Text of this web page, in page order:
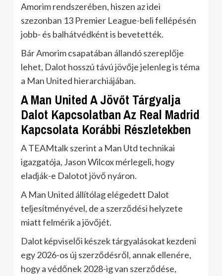
Amorim rendszerében, hiszen az idei
szezonban 13 Premier League-beli fellépésén
jobb- és balhátvédként is bevetették.
Bár Amorim csapatában állandó szereplője
lehet, Dalot hosszú távú jövője jelenleg is téma
a Man United hierarchiájában.
A Man United A Jövőt Tárgyalja
Dalot Kapcsolatban Az Real Madrid
Kapcsolata Korábbi Részletekben
A TEAMtalk szerint a Man Utd technikai
igazgatója, Jason Wilcox mérlegeli, hogy
eladják-e Dalotot jövő nyáron.
A Man United állítólag elégedett Dalot
teljesítményével, de a szerződési helyzete
miatt felmérik a jövőjét.
Dalot képviselői készek tárgyalásokat kezdeni
egy 2026-os új szerződésről, annak ellenére,
hogy a védőnek 2028-ig van szerződése,